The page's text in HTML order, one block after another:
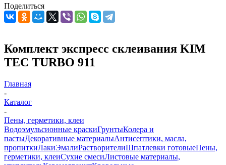
Поделиться
Комплект экспресс склеивания KIM
TEC TURBO 911
Главная
-
Каталог
-
Пены, герметики, клеи
Водоэмульсионные краскиГрунтыКолера и
пастыДекоративные материалыАнтисептики, масла,
пропиткиЛакиЭмалиРастворителиШпатлевки готовыеПены,
герметики, клеиСухие смесиЛистовые материалы,